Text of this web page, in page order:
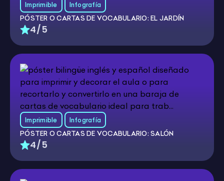
Imprimible
Infografía
PÓSTER O CARTAS DE VOCABULARIO: EL JARDÍN
4/5
Imprimible
Infografía
PÓSTER O CARTAS DE VOCABULARIO: SALÓN
4/5